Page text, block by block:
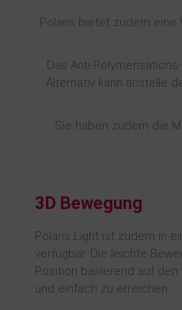
Polaris bietet zudem eine
Das Anti-
Alternativ kann anstelle
Sie haben zudem die
3D Bewegung
Polaris Light ist zudem in
verfügbar. Die leichte
Position basierend auf
und einfach zu erreichen.